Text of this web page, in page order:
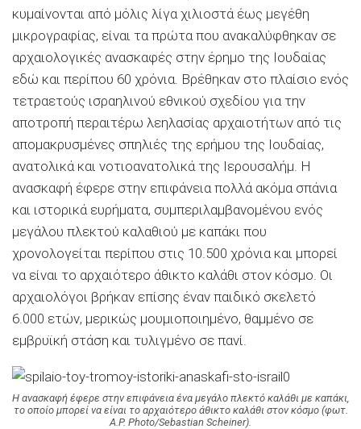
κυμαίνονται από μόλις λίγα χιλιοστά έως μεγέθη
μικρογραφίας, είναι τα πρώτα που ανακαλύφθηκαν σε
αρχαιολογικές ανασκαφές στην έρημο της Ιουδαίας
εδώ και περίπου 60 χρόνια. Βρέθηκαν στο πλαίσιο ενός
τετραετούς ισραηλινού εθνικού σχεδίου για την
αποτροπή περαιτέρω λεηλασίας αρχαιοτήτων από τις
απομακρυσμένες σπηλιές της ερήμου της Ιουδαίας,
ανατολικά και νοτιοανατολικά της Ιερουσαλήμ. Η
ανασκαφή έφερε στην επιφάνεια πολλά ακόμα σπάνια
και ιστορικά ευρήματα, συμπεριλαμβανομένου ενός
μεγάλου πλεκτού καλαθιού με καπάκι που
χρονολογείται περίπου στις 10.500 χρόνια και μπορεί
να είναι το αρχαιότερο άθικτο καλάθι στον κόσμο. Οι
αρχαιολόγοι βρήκαν επίσης έναν παιδικό σκελετό
6.000 ετών, μερικώς μουμιοποιημένο, θαμμένο σε
εμβρυϊκή στάση και τυλιγμένο σε πανί.
Η ανασκαφή έφερε στην επιφάνεια ένα μεγάλο πλεκτό καλάθι με καπάκι,
το οποίο μπορεί να είναι το αρχαιότερο άθικτο καλάθι στον κόσμο (φωτ.
A.P. Photo/Sebastian Scheiner).